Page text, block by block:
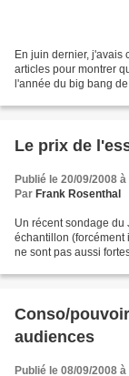
En juin dernier, j'avais
articles pour montrer
l'année du big bang
Le prix de
Publié le 20/09/2008
Par Frank Rosenthal
Un récent sondage du
échantillon (forcément
ne sont pas aussi
Conso/
audiences
Publié le 08/09/2008